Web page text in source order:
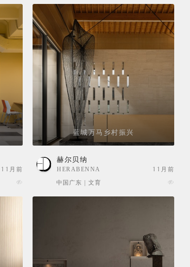
11月前
蓝城万马乡村振兴
赫尔贝纳
HERABENNA
11月前
中国广东 | 文育